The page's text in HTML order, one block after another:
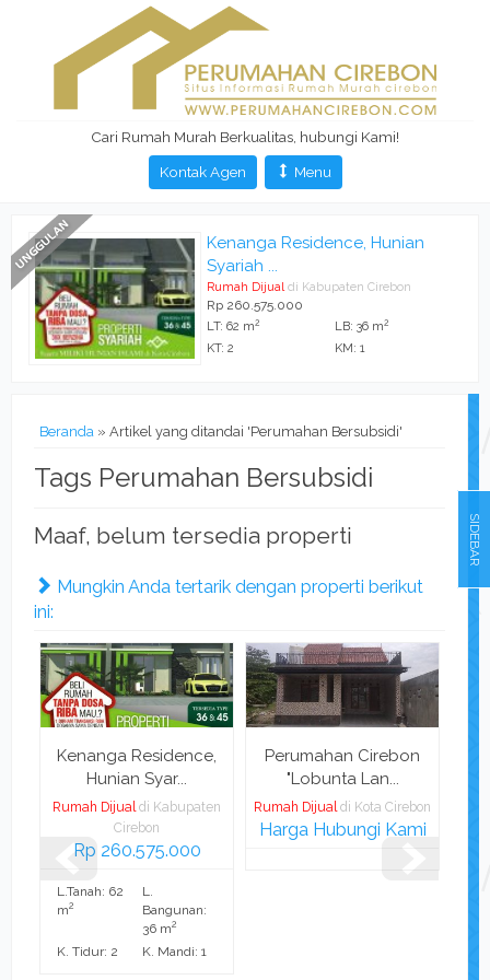
Cari Rumah Murah Berkualitas, hubungi Kami!
Kontak Agen
Menu
Kenanga Residence, Hunian
Syariah ...
Rumah Dijual di Kabupaten Cirebon
Rp 260.575.000
LT: 62 m2 LB: 36 m2
KT: 2 KM: 1
Beranda » Artikel yang ditandai 'Perumahan Bersubsidi'
Tags Perumahan Bersubsidi
Maaf, belum tersedia properti
Mungkin Anda tertarik dengan properti berikut
ini:
Kenanga Residence,
Hunian Syar...
Rumah Dijual di Kabupaten
Cirebon
Rp 260.575.000
L.Tanah: 62
m2
L.
Bangunan:
36 m2
K. Tidur: 2 K. Mandi: 1
Perumahan Cirebon
"Lobunta Lan...
Rumah Dijual di Kota Cirebon
Harga Hubungi Kami
SIDEBAR